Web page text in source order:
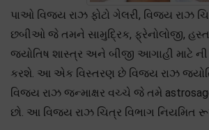
પાઓ વિજય રાઝ ફોટો ગેલરી, વિજય રાઝ
છબીઓ જે તમને સામુદ્રિક, ફ્રેનોલોજી,
જ્યોતિષ શાસ્ત્ર અને બીજી આગાહી માટે
કરશે. આ એક વિસ્તરણ છે વિજય રાઝ
વિજય રાઝ જન્માક્ષર વચ્ચે જે તમે
છો. આ વિજય રાઝ ચિત્ર વિભાગ નિયમિત